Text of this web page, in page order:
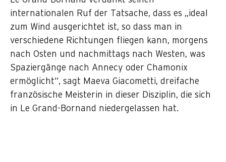
internationalen Ruf der Tatsache, dass es „ideal
zum Wind ausgerichtet ist, so dass man in
verschiedene Richtungen fliegen kann, morgens
nach Osten und nachmittags nach Westen, was
Spaziergänge nach Annecy oder Chamonix
ermöglicht“, sagt Maeva Giacometti, dreifache
französische Meisterin in dieser Disziplin, die sich
in Le Grand-Bornand niedergelassen hat.